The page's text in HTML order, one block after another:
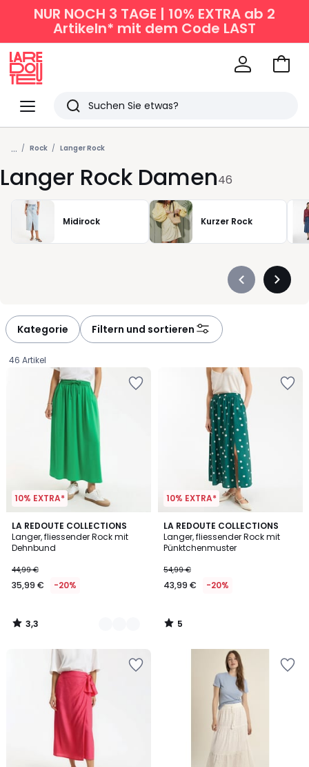
NUR NOCH 3 TAGE | 10% EXTRA ab 2
Artikeln* mit dem Code LAST
Menü
Redoute
Suchen
Zuletzt
angesehen
Artikel
Zum
... Rock Langer Rock
Langer Rock Damen46
Midirock Kurzer Rock
Précédent
Kategorie Filtern und sortieren
46 Artikel
10% EXTRA*
LA REDOUTE COLLECTIONS
Langer, fliessender Rock mit
Dehnbund
€
Statt
€
20%
angewendet.
44,99 €
35,99 € -20%
3,3
/ 5
2
Farben
3,3
/
10% EXTRA*
LA REDOUTE COLLECTIONS
Langer, fliessender Rock mit
Pünktchenmuster
54,99 €
43,99 € -20%
5
/
5
5
/